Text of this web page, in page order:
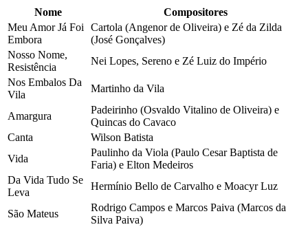
Nome
Compositores
Meu Amor Já Foi
Embora
Cartola (Angenor de Oliveira) e Zé da Zilda
(José Gonçalves)
Nosso Nome,
Resistência
Nei Lopes, Sereno e Zé Luiz do Império
Nos Embalos Da
Vila
Martinho da Vila
Amargura
Padeirinho (Osvaldo Vitalino de Oliveira) e
Quincas do Cavaco
Canta
Wilson Batista
Vida
Paulinho da Viola (Paulo Cesar Baptista de
Faria) e Elton Medeiros
Da Vida Tudo Se
Leva
Hermínio Bello de Carvalho e Moacyr Luz
São Mateus
Rodrigo Campos e Marcos Paiva (Marcos da
Silva Paiva)